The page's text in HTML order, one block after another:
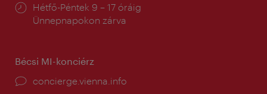
Nyitva
tartás:
Hétfő-Péntek 9 – 17 óráig
Ünnepnapokon zárva
Bécsi MI-konciérz
concierge.vienna.info